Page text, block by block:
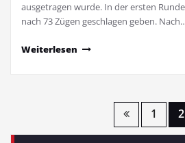
ausgetragen wurde. In der ersten
nach 73 Zügen geschlagen geben.
Weiterlesen
Seitennummerierung
1 2